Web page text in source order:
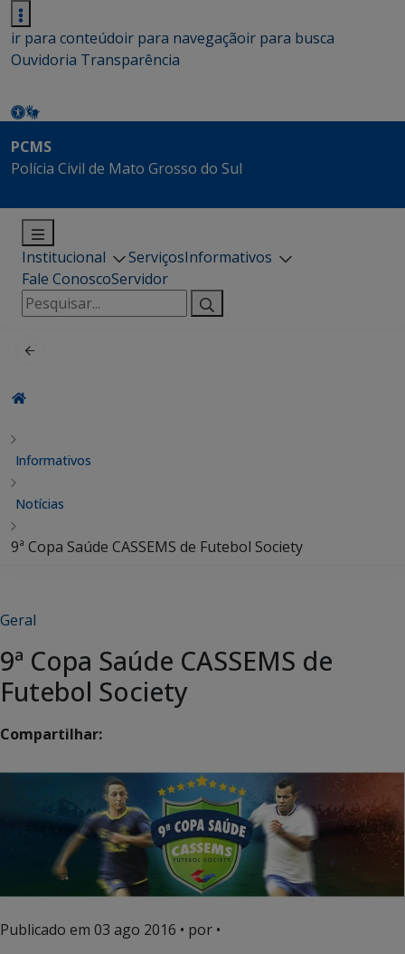
ir para conteúdoir para navegaçãoir para busca
Ouvidoria Transparência
PCMS
Polícia Civil de Mato Grosso do Sul
Institucional ServiçosInformativos
Fale ConoscoServidor
Pesquisar
por:
Informativos
Notícias
9ª Copa Saúde CASSEMS de Futebol Society
Geral
9ª Copa Saúde CASSEMS de
Futebol Society
Compartilhar:
Publicado em 03 ago 2016 • por •